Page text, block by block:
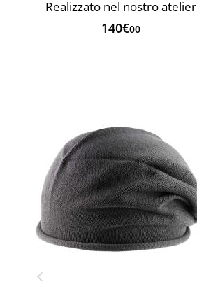
Realizzato nel nostro atelier
140€00